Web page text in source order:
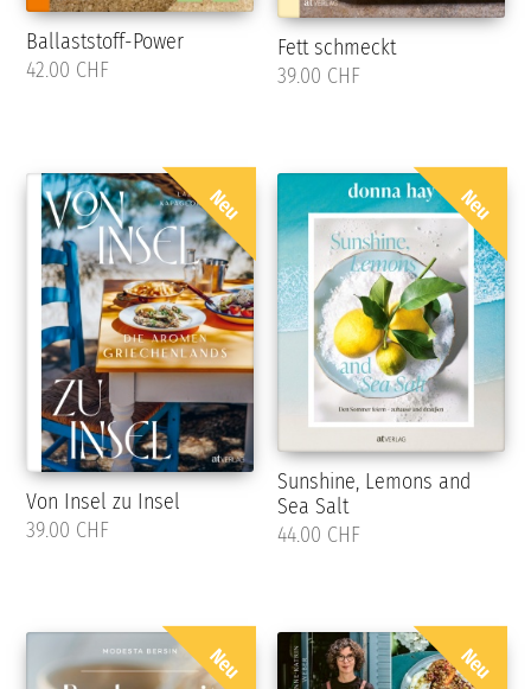
Ballaststoff-Power
42.00 CHF
Fett schmeckt
39.00 CHF
Neu
Von Insel zu Insel
39.00 CHF
Neu
Sunshine, Lemons and
Sea Salt
44.00 CHF
Neu Neu